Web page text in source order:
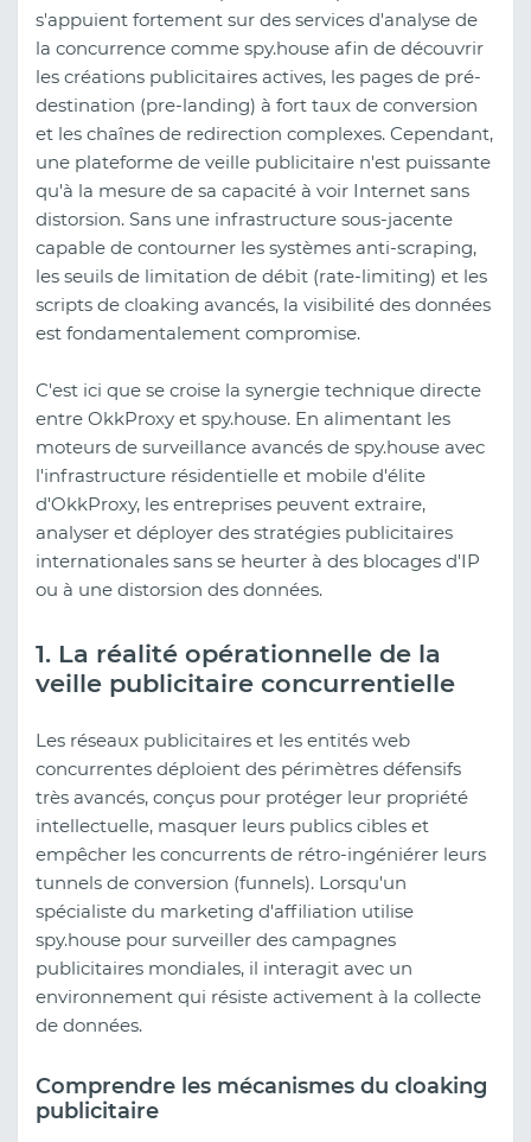
s'appuient fortement sur des services d'analyse de
la concurrence comme spy.house afin de découvrir
les créations publicitaires actives, les pages de pré-
destination (pre-landing) à fort taux de conversion
et les chaînes de redirection complexes. Cependant,
une plateforme de veille publicitaire n'est puissante
qu'à la mesure de sa capacité à voir Internet sans
distorsion. Sans une infrastructure sous-jacente
capable de contourner les systèmes anti-scraping,
les seuils de limitation de débit (rate-limiting) et les
scripts de cloaking avancés, la visibilité des données
est fondamentalement compromise.
C'est ici que se croise la synergie technique directe
entre OkkProxy et spy.house. En alimentant les
moteurs de surveillance avancés de spy.house avec
l'infrastructure résidentielle et mobile d'élite
d'OkkProxy, les entreprises peuvent extraire,
analyser et déployer des stratégies publicitaires
internationales sans se heurter à des blocages d'IP
ou à une distorsion des données.
1. La réalité opérationnelle de la
veille publicitaire concurrentielle
Les réseaux publicitaires et les entités web
concurrentes déploient des périmètres défensifs
très avancés, conçus pour protéger leur propriété
intellectuelle, masquer leurs publics cibles et
empêcher les concurrents de rétro-ingéniérer leurs
tunnels de conversion (funnels). Lorsqu'un
spécialiste du marketing d'affiliation utilise
spy.house pour surveiller des campagnes
publicitaires mondiales, il interagit avec un
environnement qui résiste activement à la collecte
de données.
Comprendre les mécanismes du cloaking
publicitaire